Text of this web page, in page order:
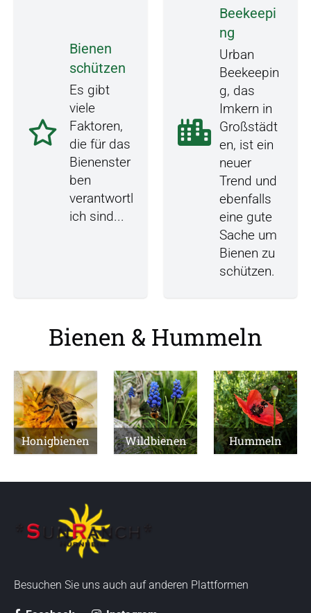
Bienen
schützen
Es gibt
viele
Faktoren,
die für das
Bienenster
ben
verantwortl
ich sind...
Beekeepi
ng
Urban
Beekeepin
g, das
Imkern in
Großstädt
en, ist ein
neuer
Trend und
ebenfalls
eine gute
Sache um
Bienen zu
schützen.
Bienen & Hummeln
Honigbienen Wildbienen Hummeln
Besuchen Sie uns auch auf anderen Plattformen